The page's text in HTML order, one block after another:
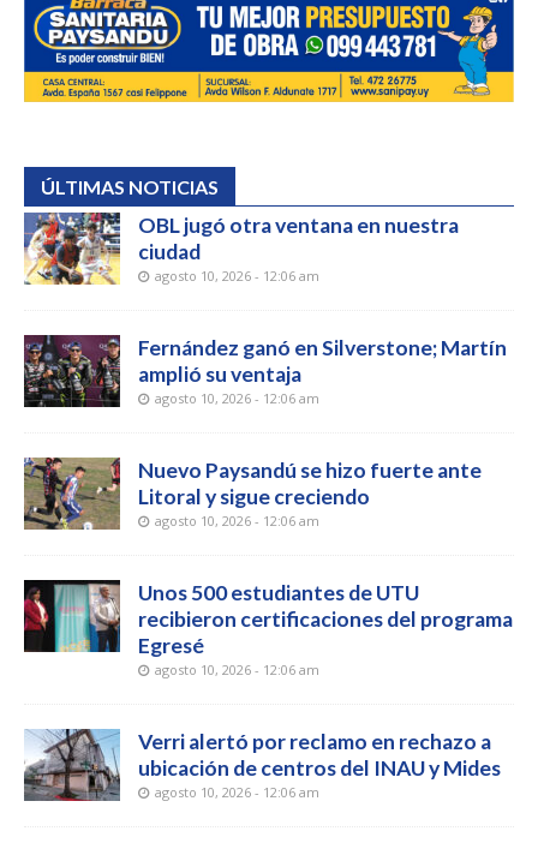
ÚLTIMAS NOTICIAS
OBL jugó otra ventana en nuestra
ciudad
agosto 10, 2026 - 12:06 am
Fernández ganó en Silverstone; Martín
amplió su ventaja
agosto 10, 2026 - 12:06 am
Nuevo Paysandú se hizo fuerte ante
Litoral y sigue creciendo
agosto 10, 2026 - 12:06 am
Unos 500 estudiantes de UTU
recibieron certificaciones del programa
Egresé
agosto 10, 2026 - 12:06 am
Verri alertó por reclamo en rechazo a
ubicación de centros del INAU y Mides
agosto 10, 2026 - 12:06 am